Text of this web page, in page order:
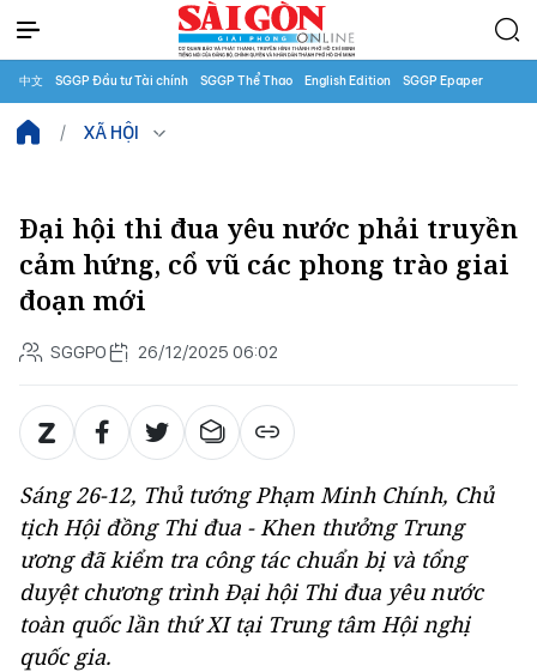
中文 SGGP Đầu tư Tài chính SGGP Thể Thao English Edition SGGP Epaper
XÃ HỘI
Đại hội thi đua yêu nước phải truyền
cảm hứng, cổ vũ các phong trào giai
đoạn mới
SGGPO 26/12/2025 06:02
Sáng 26-12, Thủ tướng Phạm Minh Chính, Chủ
tịch Hội đồng Thi đua - Khen thưởng Trung
ương đã kiểm tra công tác chuẩn bị và tổng
duyệt chương trình Đại hội Thi đua yêu nước
toàn quốc lần thứ XI tại Trung tâm Hội nghị
quốc gia.